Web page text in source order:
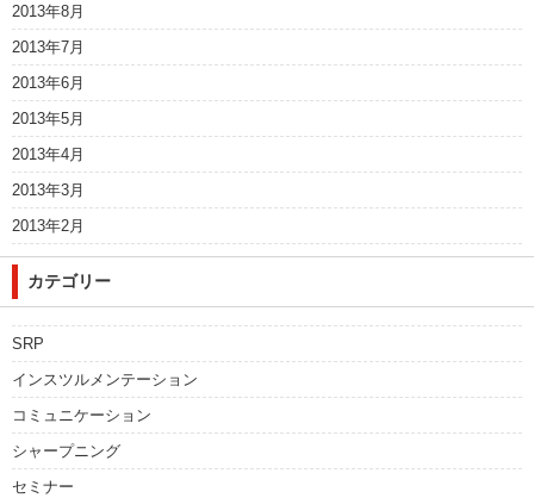
2013年8月
2013年7月
2013年6月
2013年5月
2013年4月
2013年3月
2013年2月
カテゴリー
SRP
インスツルメンテーション
コミュニケーション
シャープニング
セミナー